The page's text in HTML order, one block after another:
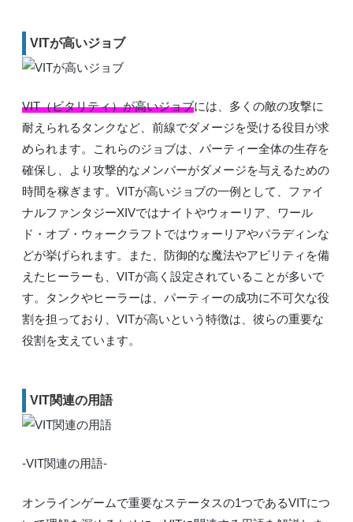
VITが高いジョブ
VIT（ビタリティ）が高いジョブには、多くの敵の攻撃に
耐えられるタンクなど、前線でダメージを受ける役目が求
められます。これらのジョブは、パーティー全体の生存を
確保し、より攻撃的なメンバーがダメージを与えるための
時間を稼ぎます。VITが高いジョブの一例として、ファイ
ナルファンタジーXIVではナイトやウォーリア、ワール
ド・オブ・ウォークラフトではウォーリアやパラディンな
どが挙げられます。また、防御的な魔法やアビリティを備
えたヒーラーも、VITが高く設定されていることが多いで
す。タンクやヒーラーは、パーティーの成功に不可欠な役
割を担っており、VITが高いという特徴は、彼らの重要な
役割を支えています。
VIT関連の用語
-VIT関連の用語-
オンラインゲームで重要なステータスの1つであるVITにつ